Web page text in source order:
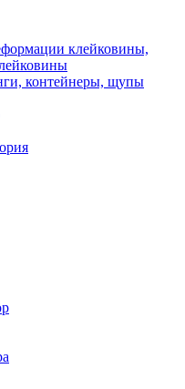
клейковины,
контейнеры, щупы